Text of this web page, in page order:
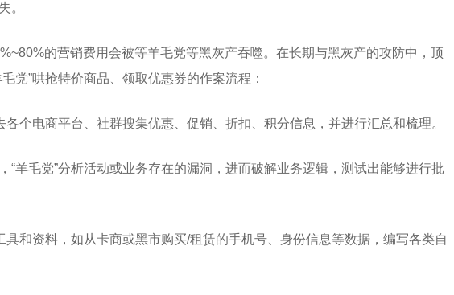
。
的营销费用会被等羊毛党等黑灰产吞噬。在长期与黑灰产的攻防中，顶
党”哄抢特价商品、领取优惠券的作案流程：
各个电商平台、社群搜集优惠、促销、折扣、积分信息，并进行汇总和梳理。
“羊毛党”分析活动或业务存在的漏洞，进而破解业务逻辑，测试出能够进行批
具和资料，如从卡商或黑市购买/租赁的手机号、身份信息等数据，编写各类自